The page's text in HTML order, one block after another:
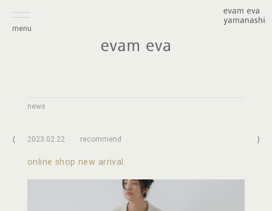
menu
news
⟨ 2023.02.22 recommend
online shop new arrival
⟩